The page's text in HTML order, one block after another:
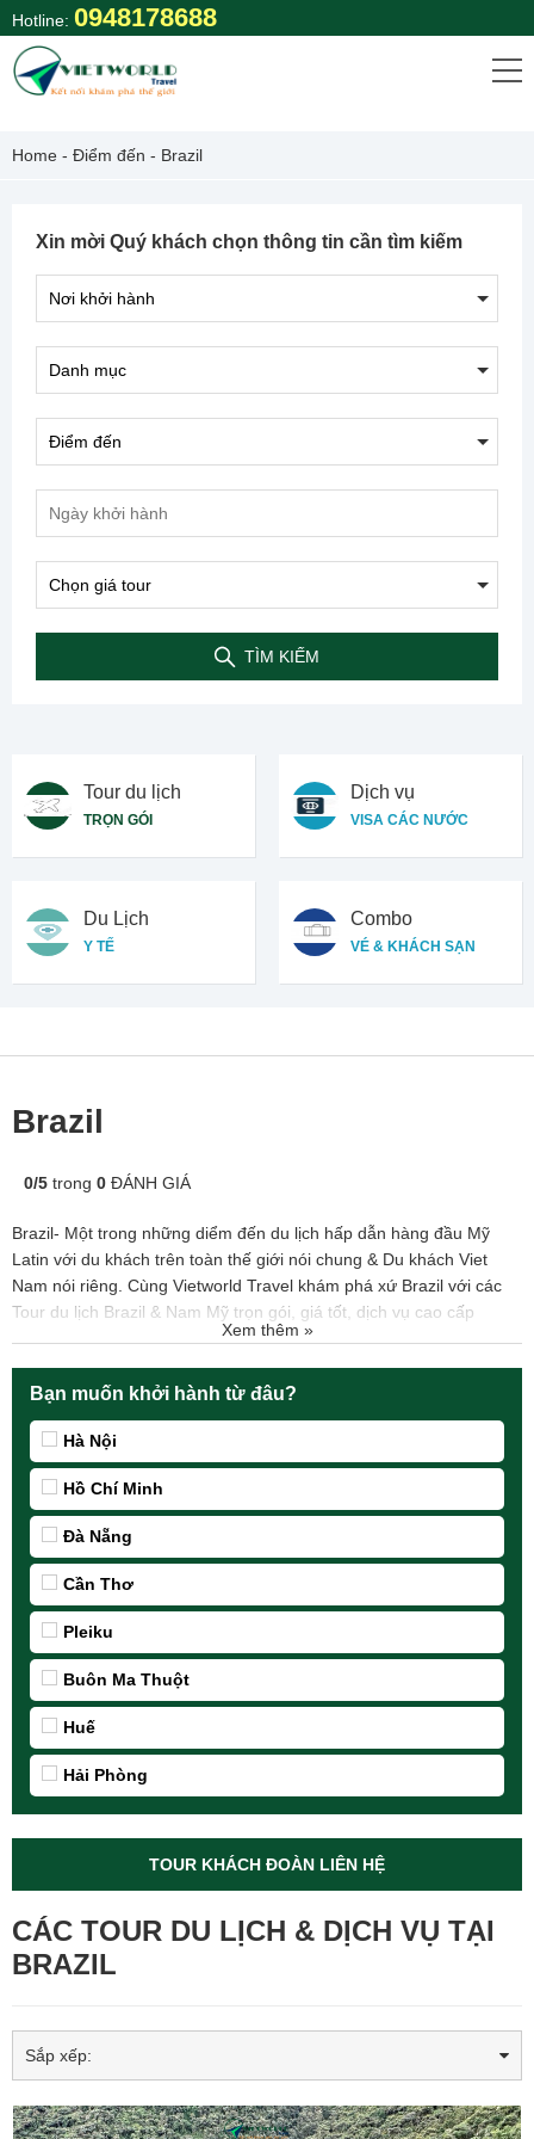
Skip
to
content
Hotline: 0948178688
Home - Điểm đến - Brazil
Xin mời Quý khách chọn thông tin cần tìm kiếm
TÌM KIẾM
Tour du lịch
TRỌN GÓI
Dịch vụ
VISA CÁC NƯỚC
Du Lịch
Y TẾ
Combo
VÉ & KHÁCH SẠN
Brazil
0/5 trong 0 ĐÁNH GIÁ
Brazil- Một trong những diểm đến du lịch hấp dẫn hàng đầu Mỹ
Latin với du khách trên toàn thế giới nói chung & Du khách Viet
Nam nói riêng. Cùng Vietworld Travel khám phá xứ Brazil với các
Tour du lịch Brazil & Nam Mỹ trọn gói, giá tốt, dịch vụ cao cấp
Xem thêm »
Bạn muốn khởi hành từ đâu?
Hà Nội
Hồ Chí Minh
Đà Nẵng
Cần Thơ
Pleiku
Buôn Ma Thuột
Huế
Hải Phòng
TOUR KHÁCH ĐOÀN LIÊN HỆ
CÁC TOUR DU LỊCH & DỊCH VỤ TẠI
BRAZIL
Sắp xếp: